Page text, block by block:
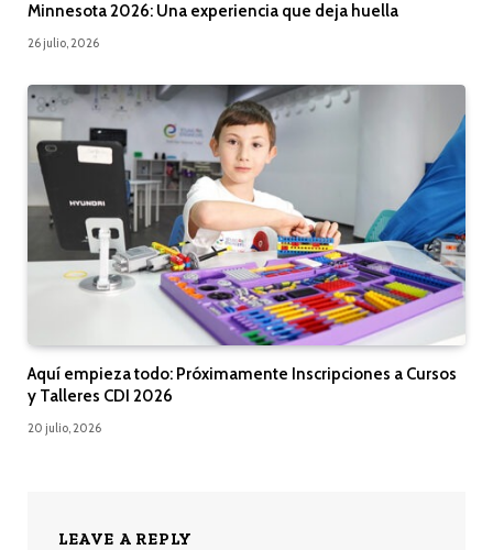
Minnesota 2026: Una experiencia que deja huella
26 julio, 2026
Aquí empieza todo: Próximamente Inscripciones a Cursos
y Talleres CDI 2026
20 julio, 2026
LEAVE A REPLY